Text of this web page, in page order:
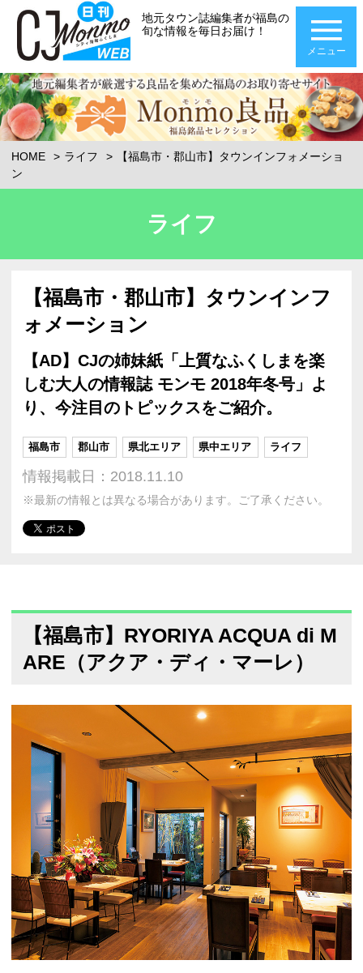
地元タウン誌編集者が福島の
旬な情報を毎日お届け！
メニュー
HOME ライフ
【福島市・郡山市】タウンインフォメーショ
ン
ライフ
【福島市・郡山市】タウンインフ
ォメーション
【AD】CJの姉妹紙「上質なふくしまを楽
しむ大人の情報誌 モンモ 2018年冬号」よ
り、今注目のトピックスをご紹介。
福島市 郡山市 県北エリア 県中エリア ライフ
情報掲載日：2018.11.10
※最新の情報とは異なる場合があります。ご了承ください。
【福島市】RYORIYA ACQUA di M
ARE（アクア・ディ・マーレ）